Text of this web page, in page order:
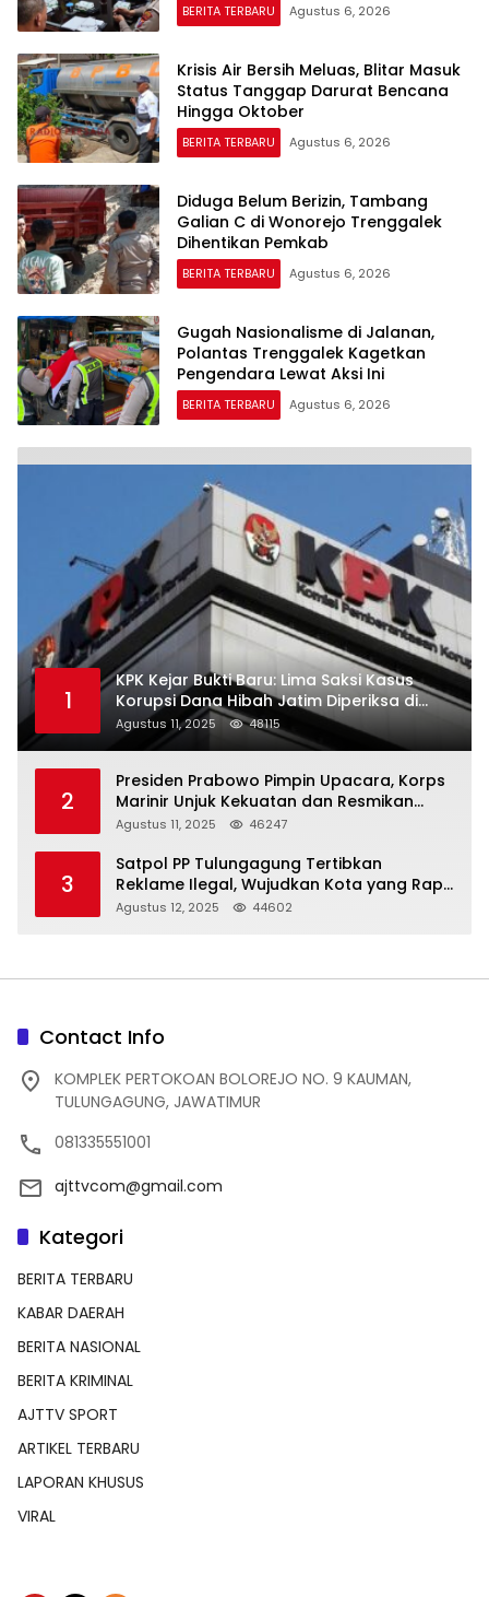
BERITA TERBARU Agustus 6, 2026
Krisis Air Bersih Meluas, Blitar Masuk
Status Tanggap Darurat Bencana
Hingga Oktober
BERITA TERBARU Agustus 6, 2026
Diduga Belum Berizin, Tambang
Galian C di Wonorejo Trenggalek
Dihentikan Pemkab
BERITA TERBARU Agustus 6, 2026
Gugah Nasionalisme di Jalanan,
Polantas Trenggalek Kagetkan
Pengendara Lewat Aksi Ini
BERITA TERBARU Agustus 6, 2026
1
KPK Kejar Bukti Baru: Lima Saksi Kasus
Korupsi Dana Hibah Jatim Diperiksa di
Trenggalek
Agustus 11, 2025 48115
2
Presiden Prabowo Pimpin Upacara, Korps
Marinir Unjuk Kekuatan dan Resmikan
Struktur Baru
Agustus 11, 2025 46247
3
Satpol PP Tulungagung Tertibkan
Reklame Ilegal, Wujudkan Kota yang Rapi
dan Indah
Agustus 12, 2025 44602
Contact Info
KOMPLEK PERTOKOAN BOLOREJO NO. 9 KAUMAN,
TULUNGAGUNG, JAWATIMUR
081335551001
ajttvcom@gmail.com
Kategori
BERITA TERBARU
KABAR DAERAH
BERITA NASIONAL
BERITA KRIMINAL
AJTTV SPORT
ARTIKEL TERBARU
LAPORAN KHUSUS
VIRAL